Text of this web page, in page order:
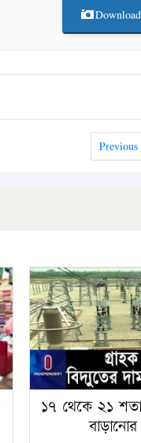
Previous
১৭ থেকে ২১
বাড়ানোর